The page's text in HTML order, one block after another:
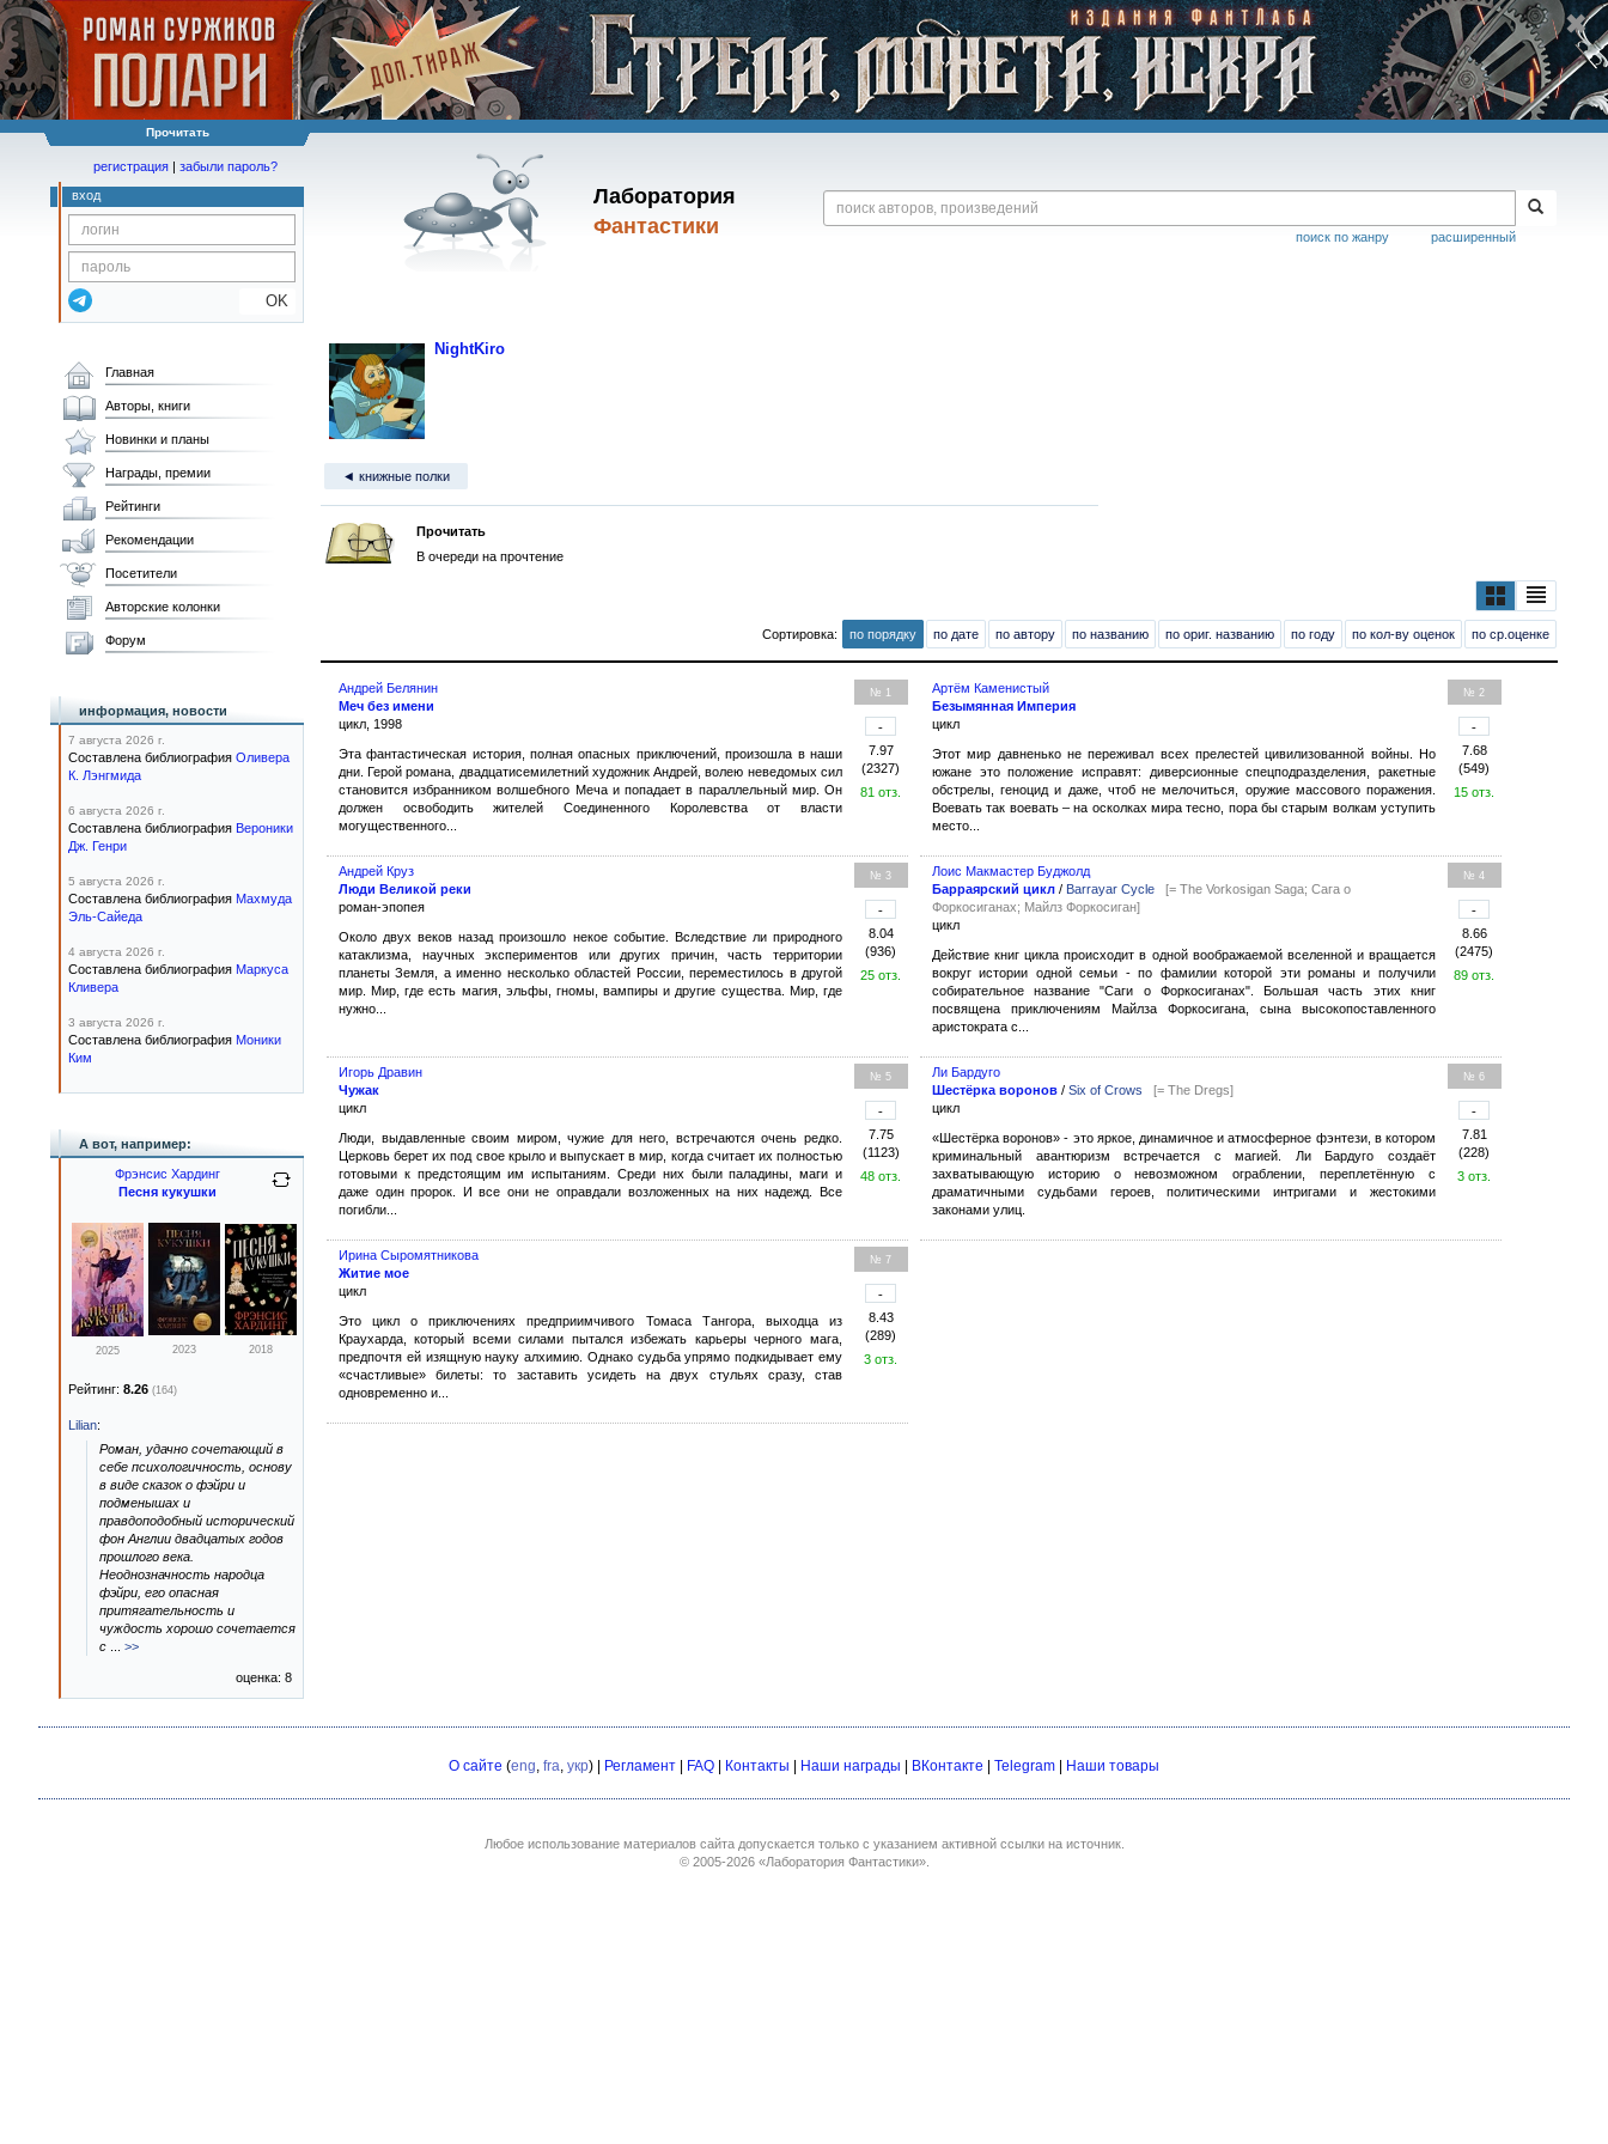
Прочитать
Лаборатория
Фантастики
расширенный
поиск по жанру
регистрация | забыли пароль?
вход
OK
NightKiro
◄ книжные полки
Прочитать
В очереди на прочтение
Сортировка: по порядку по дате по автору по названию по ориг. названию по году по кол-ву оценок по ср.оценке
Андрей Белянин
Меч без имени
цикл, 1998
Эта фантастическая история, полная опасных приключений, произошла в наши
дни. Герой романа, двадцатисемилетний художник Андрей, волею неведомых сил
становится избранником волшебного Меча и попадает в параллельный мир. Он
должен освободить жителей Соединенного Королевства от власти
могущественного...
№ 1
-
7.97
(2327)
81 отз.
Артём Каменистый
Безымянная Империя
цикл
Этот мир давненько не переживал всех прелестей цивилизованной войны. Но
южане это положение исправят: диверсионные спецподразделения, ракетные
обстрелы, геноцид и даже, чтоб не мелочиться, оружие массового поражения.
Воевать так воевать – на осколках мира тесно, пора бы старым волкам уступить
место...
№ 2
-
7.68
(549)
15 отз.
Андрей Круз
Люди Великой реки
роман-эпопея
Около двух веков назад произошло некое событие. Вследствие ли природного
катаклизма, научных экспериментов или других причин, часть территории
планеты Земля, а именно несколько областей России, переместилось в другой
мир. Мир, где есть магия, эльфы, гномы, вампиры и другие существа. Мир, где
нужно...
№ 3
-
8.04
(936)
25 отз.
Лоис Макмастер Буджолд
Барраярский цикл/ Barrayar Cycle
[= The Vorkosigan Saga; Сага о
Форкосиганах; Майлз Форкосиган]
цикл
Действие книг цикла происходит в одной воображаемой вселенной и вращается
вокруг истории одной семьи - по фамилии которой эти романы и получили
собирательное название "Саги о Форкосиганах". Большая часть этих книг
посвящена приключениям Майлза Форкосигана, сына высокопоставленного
аристократа с...
№ 4
-
8.66
(2475)
89 отз.
Игорь Дравин
Чужак
цикл
Люди, выдавленные своим миром, чужие для него, встречаются очень редко.
Церковь берет их под свое крыло и выпускает в мир, когда считает их полностью
готовыми к предстоящим им испытаниям. Среди них были паладины, маги и
даже один пророк. И все они не оправдали возложенных на них надежд. Все
погибли...
№ 5
-
7.75
(1123)
48 отз.
Ли Бардуго
Шестёрка воронов/ Six of Crows
[= The Dregs]
цикл
«Шестёрка воронов» - это яркое, динамичное и атмосферное фэнтези, в котором
криминальный авантюризм встречается с магией. Ли Бардуго создаёт
захватывающую историю о невозможном ограблении, переплетённую с
драматичными судьбами героев, политическими интригами и жестокими
законами улиц.
№ 6
-
7.81
(228)
3 отз.
Ирина Сыромятникова
Житие мое
цикл
Это цикл о приключениях предприимчивого Томаса Тангора, выходца из
Краухарда, который всеми силами пытался избежать карьеры черного мага,
предпочтя ей изящную науку алхимию. Однако судьба упрямо подкидывает ему
«счастливые» билеты: то заставить усидеть на двух стульях сразу, став
одновременно и...
№ 7
-
8.43
(289)
3 отз.
Главная
Авторы, книги
Новинки и планы
Награды, премии
Рейтинги
Рекомендации
Посетители
Авторские колонки
Форум
информация, новости
7 августа 2026 г.
Составлена библиография Оливера
К. Лэнгмида
6 августа 2026 г.
Составлена библиография Вероники
Дж. Генри
5 августа 2026 г.
Составлена библиография Махмуда
Эль-Сайеда
4 августа 2026 г.
Составлена библиография Маркуса
Кливера
3 августа 2026 г.
Составлена библиография Моники
Ким
А вот, например:
Фрэнсис Хардинг
Песня кукушки
2025 2023 2018
Рейтинг: 8.26 (164)
Lilian:
Роман, удачно сочетающий в
себе психологичность, основу
в виде сказок о фэйри и
подменышах и
правдоподобный исторический
фон Англии двадцатых годов
прошлого века.
Неоднозначность народца
фэйри, его опасная
притягательность и
чуждость хорошо сочетается
с
>>
оценка: 8
О сайте (eng, fra, укр) | Регламент FAQ Контакты Наши награды ВКонтакте Telegram Наши товары
Любое использование материалов сайта допускается только с указанием активной ссылки на источник.
© 2005-2026 «Лаборатория Фантастики».